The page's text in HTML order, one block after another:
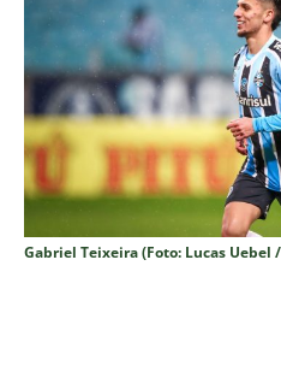
Gabriel Teixeira (Foto: Lucas Uebel